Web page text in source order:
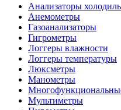
Анализаторы
Анемометры
Газоанализаторы
Гигрометры
Логгеры влажности
Логгеры температуры
Люксметры
Манометры
Мультиметры